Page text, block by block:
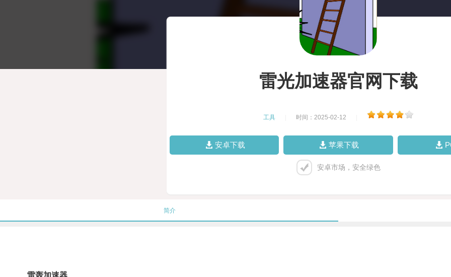
雷光加速器官网下载
工具 时间：2025-02-12
安卓下载 苹果下载
安卓市场，安全绿色
简介
雷轰加速器